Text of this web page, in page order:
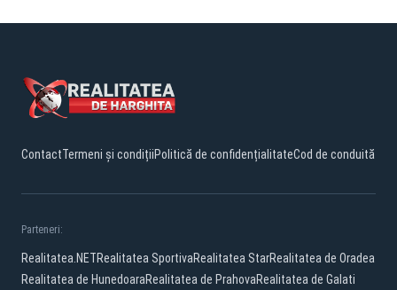
ContactTermeni și condițiiPolitică de confidențialitateCod de conduită
Parteneri:
Realitatea.NETRealitatea SportivaRealitatea StarRealitatea de Oradea
Realitatea de HunedoaraRealitatea de PrahovaRealitatea de Galati